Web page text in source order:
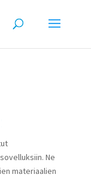
Ne
materiaalien